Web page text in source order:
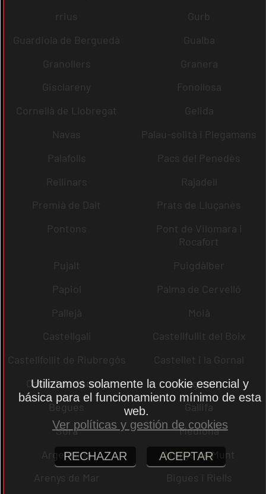
rrius
Gurb
Guardiola de Berguedà
Gualba
Granollers
Granera
Gisclareny
Fonollosa
Cornellà de Llobregat
Gelida
Navas
Palau-solità i Plegamans
Palafolls
Pacs del Penedès
Rellinars
Rajadell
Premià de Dalt
Prats de Lluçanès
Pontons
Pont de Vilomara i
Rocafort
Pujalt
Puigdàlber
Papiol
Palma de Cervelló
Pallejà
Moià
Castellgalí
Castellfullit del Boix
Castellfollit de Riubregós
Castellet i la Gornal
Castell de l´Areny
Puig-reig
Begues
Gallifa
Sora
Mediona
Argentona
Arenys de Munt
Arenys de Mar
Bigues i Riells
Utilizamos solamente la cookie esencial y
básica para el funcionamiento mínimo de esta
web.
Ver políticas y gestión de cookies
RECHAZAR ACEPTAR